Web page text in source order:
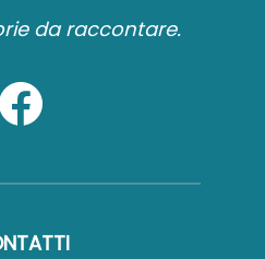
da raccontare.